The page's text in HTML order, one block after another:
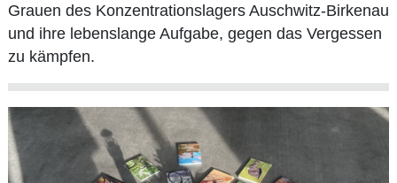
Grauen des Konzentrationslagers Auschwitz-Birkenau
und ihre lebenslange Aufgabe, gegen das Vergessen
zu kämpfen.